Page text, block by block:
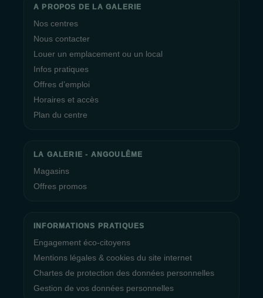
A PROPOS DE LA GALERIE
Nos centres
Nous contacter
Louer un emplacement ou un local
Infos pratiques
Offres d’emploi
Horaires et accès
Plan du centre
LA GALERIE - ANGOULÊME
Magasins
Offres promos
INFORMATIONS PRATIQUES
Engagement éco-citoyens
Mentions légales & cookies du site internet
Chartes de protection des données personnelles
Gestion de vos données personnelles